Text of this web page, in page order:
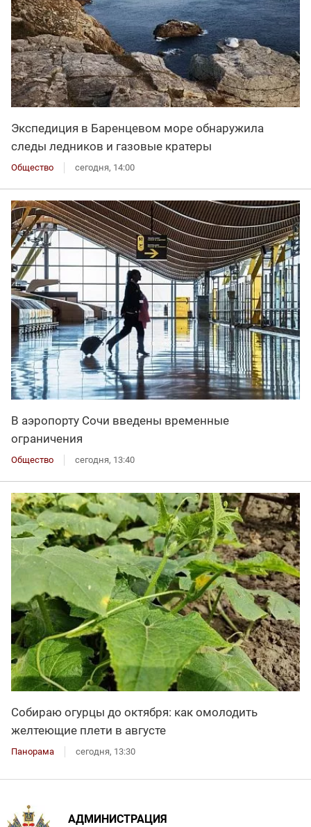
Экспедиция в Баренцевом море обнаружила
следы ледников и газовые кратеры
Общество сегодня, 14:00
В аэропорту Сочи введены временные
ограничения
Общество сегодня, 13:40
Собираю огурцы до октября: как омолодить
желтеющие плети в августе
Панорама сегодня, 13:30
АДМИНИСТРАЦИЯ